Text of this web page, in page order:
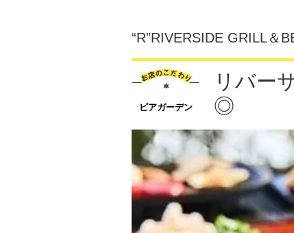
“R”RIVERSIDE GRILL＆
ビアガーデン
リバー
◎